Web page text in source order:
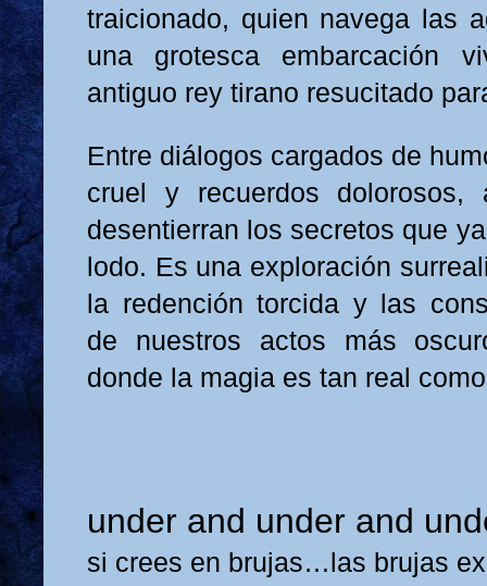
traicionado, quien navega las
una grotesca embarcación
antiguo rey tirano resucitado
Entre diálogos cargados de
cruel y recuerdos dolorosos,
desentierran los secretos que
lodo. Es una exploración
la redención torcida y las
de nuestros actos más
donde la magia es tan real
under and under and
si crees en brujas…las brujas